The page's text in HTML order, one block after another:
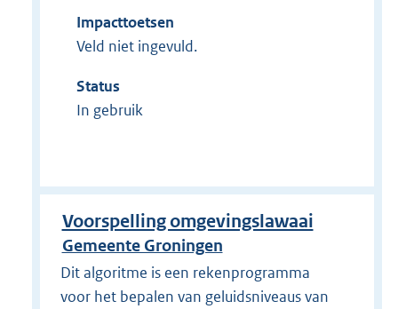
Impacttoetsen
Veld niet ingevuld.
Status
In gebruik
Voorspelling omgevingslawaai
Gemeente Groningen
Dit algoritme is een rekenprogramma
voor het bepalen van geluidsniveaus van